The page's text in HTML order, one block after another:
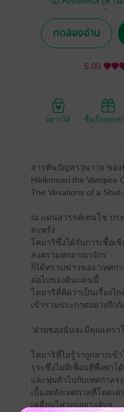
ทดลองอ่าน
5.00
อยากได้ ซื้อเป็นของ
สารพันปัญหาวุ่นวาย ของ
Hikikomari the Vampire
The Vexations of a
ณ แดนสวรรค์เทนโช ปร
สะพรั่ง
โคมาริซึ่งได้รับการเชื้อเ
สงครามหกอาณาจักร
ก็ได้ทราบข่าวของ ‘เทศก
ต่อไปของดินแดนนี้
โคมาริที่คิดว่าเป็นเรื่องไ
เข้าร่วมประกาศอย่างกึกก้
“ฝ่ายของฉันจะมีคุณเทรา
โคมาริที่ไม่รู้ว่าถูกลากเข้
รุระซึ่งไม่มีเพื่อนที่พึ่งพาได้
และทุ่มตัวไปกับเทศกาลร
เบื้องหลังเทศกาลที่โดดเ
เคลื่อนไหวอยู่อย่างลับๆ